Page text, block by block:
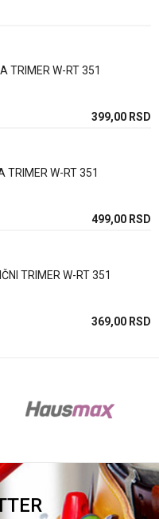
TRIMER W-RT 351
399,00 RSD
TRIMER W-RT 351
499,00 RSD
TRIMER W-RT 351
369,00 RSD